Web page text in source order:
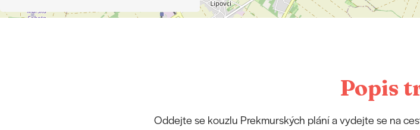
Popis
Oddejte se kouzlu Prekmurských plání a vydejte se na